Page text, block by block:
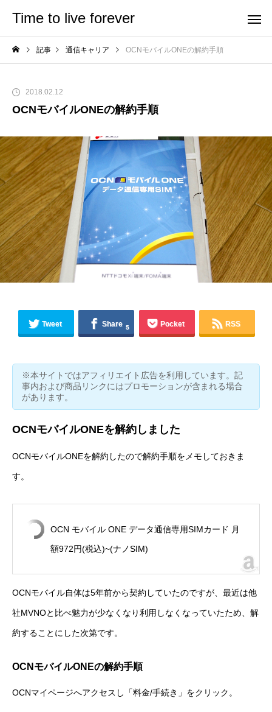
Time to live forever
記事 通信キャリア OCNモバイルONEの解約手順
2018.02.12
OCNモバイルONEの解約手順
Tweet Share 5 Pocket RSS
※本サイトではアフィリエイト広告を利用しています。記
事内および商品リンクにはプロモーションが含まれる場合
があります。
OCNモバイルONEを解約しました
OCNモバイルONEを解約したので解約手順をメモしておきま
す。
OCN モバイル ONE データ通信専用SIMカード 月
額972円(税込)~(ナノSIM)
OCNモバイル自体は5年前から契約 していたのですが、最近は他
社MVNOと比べ魅力が少なくなり利用しなくなっていたため、解
約することにした次第です。
OCNモバイルONEの解約手順
OCNマイページへアクセスし「料金/手続き」をクリック。